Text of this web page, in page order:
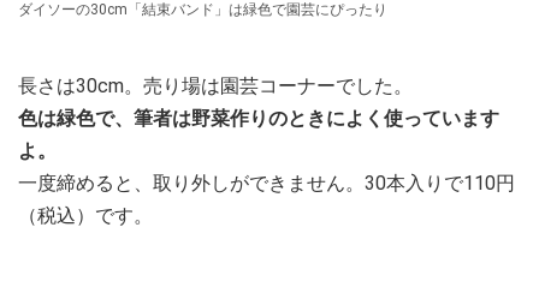
ダイソーの30cm「結束バンド」は緑色で園芸にぴったり
長さは30cm。売り場は園芸コーナーでした。
色は緑色で、筆者は野菜作りのときによく使っています
よ。
一度締めると、取り外しができません。30本入りで110円
（税込）です。